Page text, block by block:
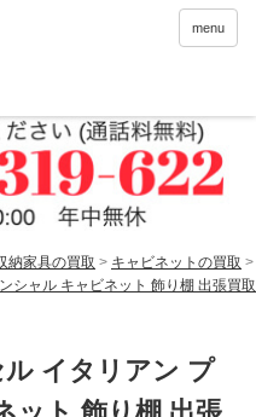
menu
納家具の買取 > キャビネットの買取 >
シャル キャビネット 飾り棚 出張買取
ル イタリアン プ